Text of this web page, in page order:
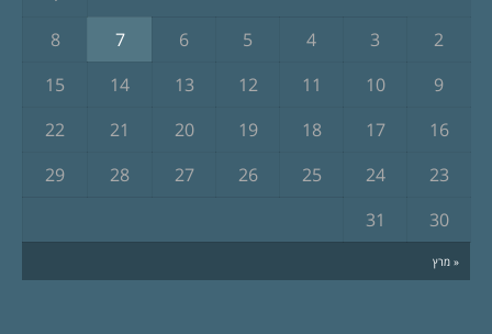
« מרץ
2
3
4
5
6
7
8
9
10
11
12
13
14
15
16
17
18
19
20
21
22
23
24
25
26
27
28
29
30
31